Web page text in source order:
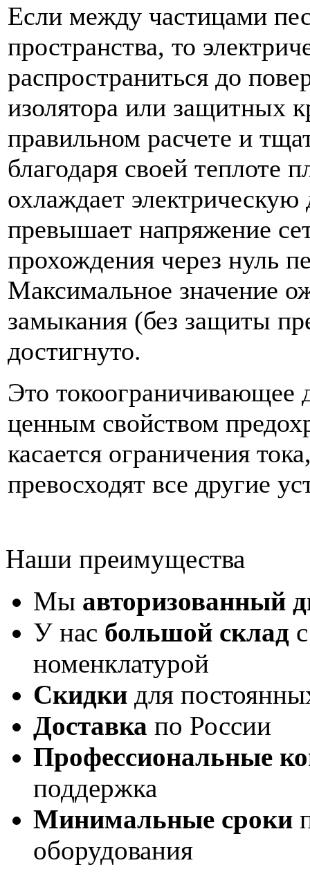
Если между частицами
пространства, то
распространиться до
изолятора или защитных
правильном расчете и
благодаря своей теплоте
охлаждает электрическую
превышает напряжение
прохождения через нуль
Максимальное значение
замыкания (без защиты
достигнуто.
Это токоограничивающее
ценным свойством
касается ограничения
превосходят все другие
Наши преимущества
Мы авторизованный
У нас большой склад
номенклатурой
Скидки для
Доставка по России
Профессиональные
поддержка
Минимальные сроки
оборудования